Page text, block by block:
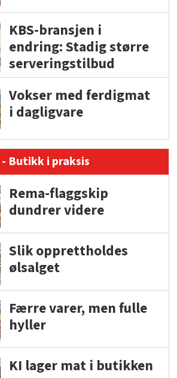
KBS-bransjen i
endring: Stadig større
serveringstilbud
Vokser med ferdigmat
i dagligvare
Butikk i praksis
Rema-flaggskip
dundrer videre
Slik opprettholdes
ølsalget
Færre varer, men fulle
hyller
KI lager mat i butikken